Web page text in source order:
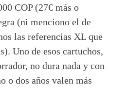
COP (27€ más o
(ni menciono el de
las referencias XL que
Uno de esos cartuchos,
no dura nada y con
o dos años valen más